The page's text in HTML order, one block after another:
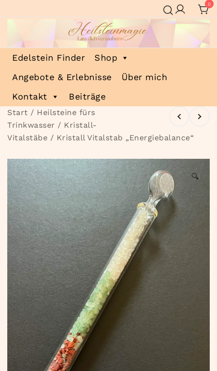
Inhalt
0
Heilsteinmagie
Lass dich verzaubern
Edelstein Finder
Shop
Angebote & Erlebnisse
Über mich
Kontakt
Beiträge
Start / Heilsteine fürs
Trinkwasser / Kristall-
Vitalstäbe / Kristall Vitalstab „Energiebalance“
🔍